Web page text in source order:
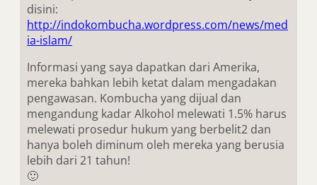
disini:
http://indokombucha.wordpress.com/news/med
ia-islam/
Informasi yang saya dapatkan dari Amerika,
mereka bahkan lebih ketat dalam mengadakan
pengawasan. Kombucha yang dijual dan
mengandung kadar Alkohol melewati 1.5% harus
melewati prosedur hukum yang berbelit2 dan
hanya boleh diminum oleh mereka yang berusia
lebih dari 21 tahun!
🙂